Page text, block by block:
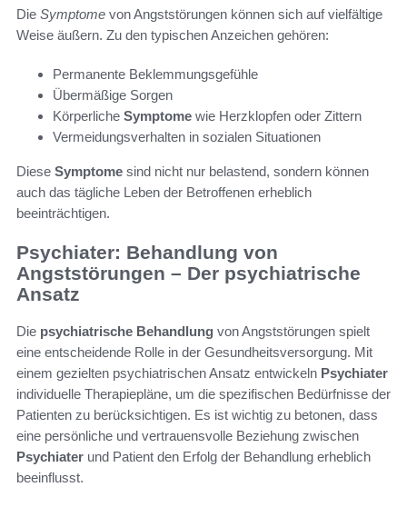
Die Symptome von Angststörungen können sich auf vielfältige
Weise äußern. Zu den typischen Anzeichen gehören:
Permanente Beklemmungsgefühle
Übermäßige Sorgen
Körperliche Symptome wie Herzklopfen oder Zittern
Vermeidungsverhalten in sozialen Situationen
Diese Symptome sind nicht nur belastend, sondern können
auch das tägliche Leben der Betroffenen erheblich
beeinträchtigen.
Psychiater: Behandlung von
Angststörungen – Der psychiatrische
Ansatz
Die psychiatrische Behandlung von Angststörungen spielt
eine entscheidende Rolle in der Gesundheitsversorgung. Mit
einem gezielten psychiatrischen Ansatz entwickeln Psychiater
individuelle Therapiepläne, um die spezifischen Bedürfnisse der
Patienten zu berücksichtigen. Es ist wichtig zu betonen, dass
eine persönliche und vertrauensvolle Beziehung zwischen
Psychiater und Patient den Erfolg der Behandlung erheblich
beeinflusst.